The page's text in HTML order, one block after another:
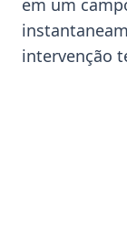
em um
intervenção